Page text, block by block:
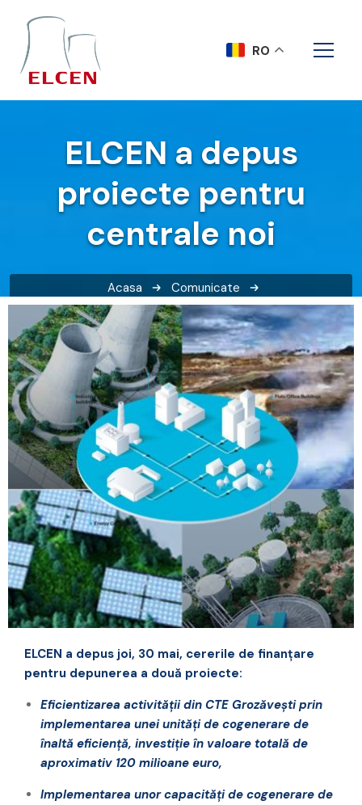
ELCEN a depus
proiecte pentru
centrale noi
Acasa
Comunicate
ELCEN a depus proiecte pentru centrale noi
ELCEN a depus joi, 30 mai, cererile de finanțare
pentru depunerea a două proiecte:
Eficientizarea activității din CTE Grozăvești prin
implementarea unei unități de cogenerare de
înaltă eficiență, investiție în valoare totală de
aproximativ 120 milioane euro,
Implementarea unor capacități de cogenerare de
RO